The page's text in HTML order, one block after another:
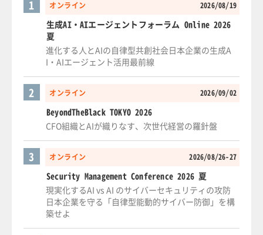
オンライン 2026/08/19
1
生成AI・AIエージェントフォーラム Online 2026
夏
進化する人とAIの自律型共創社会日本企業の生成A
I・AIエージェント活用最前線
オンライン 2026/09/02
2
BeyondTheBlack TOKYO 2026
CFO組織とAIが織りなす、次世代経営の羅針盤
オンライン 2026/08/26-27
3
Security Management Conference 2026 夏
現実化するAI vs AI のサイバーセキュリティの攻防
日本企業を守る「自律型能動的サイバー防御」を構
築せよ